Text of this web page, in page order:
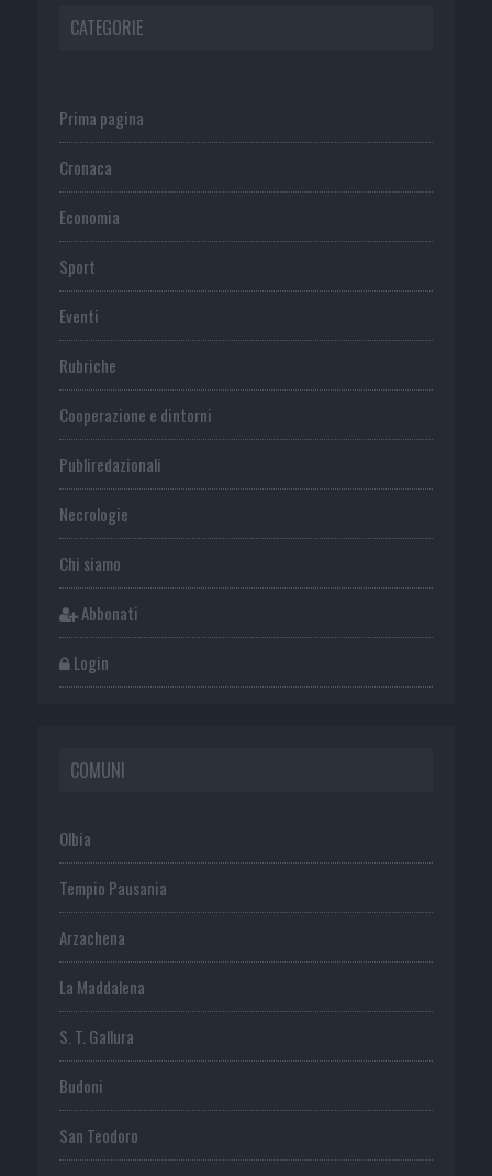
CATEGORIE
Prima pagina
Cronaca
Economia
Sport
Eventi
Rubriche
Cooperazione e dintorni
Publiredazionali
Necrologie
Chi siamo
Abbonati
Login
COMUNI
Olbia
Tempio Pausania
Arzachena
La Maddalena
S. T. Gallura
Budoni
San Teodoro